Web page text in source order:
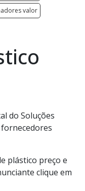
valor
do Soluções
plástico preço e
clique em